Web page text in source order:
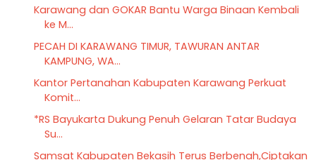
Karawang dan GOKAR Bantu Warga Binaan Kembali
ke M...
PECAH DI KARAWANG TIMUR, TAWURAN ANTAR
KAMPUNG, WA...
Kantor Pertanahan Kabupaten Karawang Perkuat
Komit...
*RS Bayukarta Dukung Penuh Gelaran Tatar Budaya
Su...
Samsat Kabupaten Bekasih Terus Berbenah,Ciptakan